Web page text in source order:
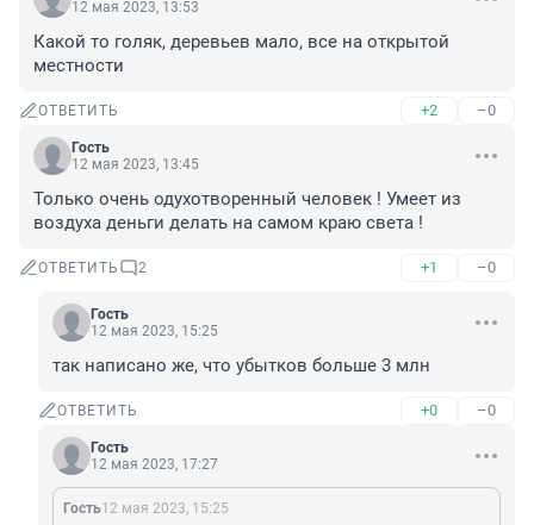
12 мая 2023, 13:53
Какой то голяк, деревьев мало, все на открытой
местности
ОТВЕТИТЬ +2 –0
Гость
12 мая 2023, 13:45
Только очень одухотворенный человек ! Умеет из
воздуха деньги делать на самом краю света !
ОТВЕТИТЬ 2 +1 –0
Гость
12 мая 2023, 15:25
так написано же, что убытков больше 3 млн
ОТВЕТИТЬ +0 –0
Гость
12 мая 2023, 17:27
Гость12 мая 2023, 15:25